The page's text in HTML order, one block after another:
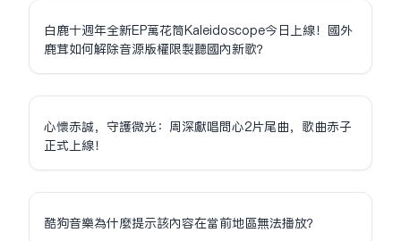
白鹿十週年全新EP萬花筒Kaleidoscope今日上線！國外
鹿茸如何解除音源版權限制聽國內新歌？
心懷赤誠，守護微光：周深獻唱問心2片尾曲，歌曲赤子
正式上線！
酷狗音樂為什麼提示該內容在當前地區無法播放？